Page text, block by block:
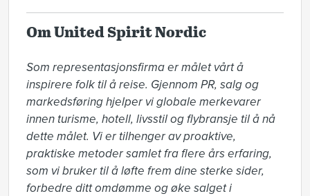
Om United Spirit Nordic
Som representasjonsfirma er målet vårt å
inspirere folk til å reise. Gjennom PR, salg og
markedsføring hjelper vi globale merkevarer
innen turisme, hotell, livsstil og flybransje til å nå
dette målet. Vi er tilhenger av proaktive,
praktiske metoder samlet fra flere års erfaring,
som vi bruker til å løfte frem dine sterke sider,
forbedre ditt omdømme og øke salget i